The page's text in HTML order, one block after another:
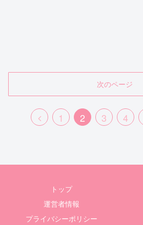
次のページ
前
1 2 3 4
トップ
運営者情報
プライバシーポリシー